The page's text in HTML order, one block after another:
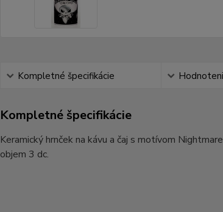
Kompletné špecifikácie
Kompletné špecifikácie
Keramický hrnček na kávu a čaj s motívom
objem 3 dc.